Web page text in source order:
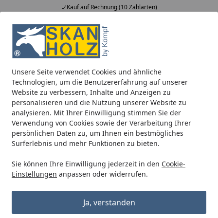
Unsere Seite verwendet Cookies und ähnliche
Technologien, um die Benutzererfahrung auf unserer
Website zu verbessern, Inhalte und Anzeigen zu
personalisieren und die Nutzung unserer Website zu
analysieren. Mit Ihrer Einwilligung stimmen Sie der
Verwendung von Cookies sowie der Verarbeitung Ihrer
persönlichen Daten zu, um Ihnen ein bestmögliches
Surferlebnis und mehr Funktionen zu bieten.
Sie können Ihre Einwilligung jederzeit in den Cookie-
Einstellungen anpassen oder widerrufen.
Ja, verstanden
Kauf auf Rechnung (10 Zahlarten)
Alle Produkte
Mein Konto
Suchen
Startseite
EPDM Folienset Nr. 55 - 396 x 850 cm
EPDM Folienset Nr. 55 - 396 x 850 cm